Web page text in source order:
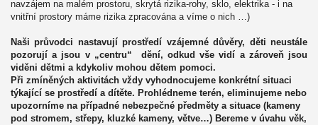
navzájem na malém prostoru, skrytá rizika-rohy, sklo, elektrika - i na
vnitřní prostory máme rizika zpracována a víme o nich …)
Naši průvodci nastavují prostředí vzájemné důvěry, děti neustále
pozorují a jsou v „centru“  dění, odkud vše vidí a zároveň jsou
viděni dětmi a kdykoliv mohou dětem pomoci.
Při zmíněných aktivitách vždy vyhodnocujeme konkrétní situaci
týkající se prostředí a dítěte. Prohlédneme terén, eliminujeme nebo
upozorníme na případné nebezpečné předměty a situace (kameny
pod stromem, střepy, kluzké kameny, větve…) Bereme v úvahu věk,